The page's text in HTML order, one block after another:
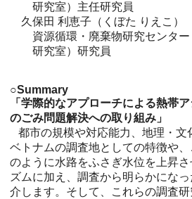
研究室）主任研究員
久保田 利恵子（くぼた りえこ）
資源循環・廃棄物研究センタ
研究室）研究員
○Summary
「学際的なアプローチによる熱帯
のごみ問題解決への取り組み」
都市の規模や対応能力、地理・文
ベトナムの調査地としての特徴や
のように水路をふさぎ水位を上昇
ズムに加え、調査から明らかにな
介します。そして、これらの調査